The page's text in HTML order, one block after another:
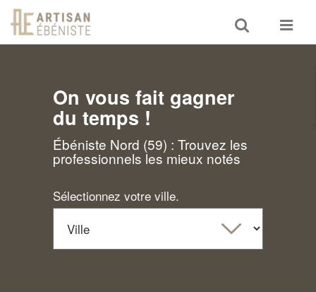
Toggle
search
Toggle
On vous fait gagner
du temps !
Ébéniste Nord (59) : Trouvez les
professionnels les mieux notés
Sélectionnez votre ville.